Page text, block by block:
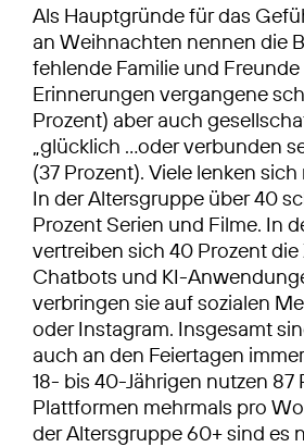
Als Hauptgründe für das
an Weihnachten nennen die
fehlende Familie und Freunde
Erinnerungen vergangene
Prozent) aber auch
„glücklich …oder verbunden
(37 Prozent). Viele lenken
In der Altersgruppe über 40
Prozent Serien und Filme. In
vertreiben sich 40 Prozent die
Chatbots und KI-
verbringen sie auf sozialen
oder Instagram. Insgesamt
auch an den Feiertagen
18- bis 40-Jährigen nutzen 87
Plattformen mehrmals pro
der Altersgruppe 60+ sind es